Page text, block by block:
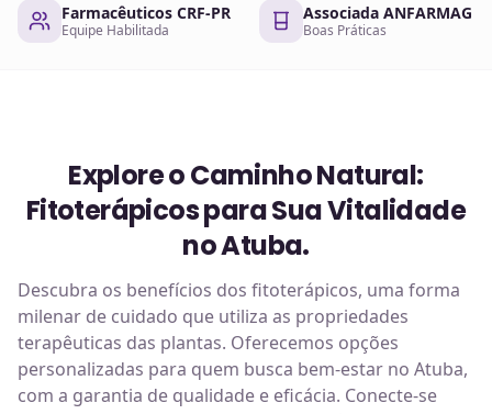
Farmacêuticos CRF-PR
Equipe Habilitada
Associada ANFARMAG
Boas Práticas
Explore o Caminho Natural:
Fitoterápicos para Sua Vitalidade
no Atuba.
Descubra os benefícios dos fitoterápicos, uma forma
milenar de cuidado que utiliza as propriedades
terapêuticas das plantas. Oferecemos opções
personalizadas para quem busca bem-estar no Atuba,
com a garantia de qualidade e eficácia. Conecte-se